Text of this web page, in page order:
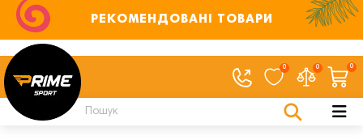
РЕКОМЕНДОВАНІ ТОВАРИ
0 0 0